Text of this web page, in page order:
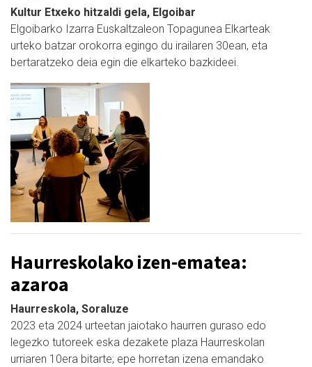
Kultur Etxeko hitzaldi gela, Elgoibar
Elgoibarko Izarra Euskaltzaleon Topagunea Elkarteak
urteko batzar orokorra egingo du irailaren 30ean, eta
bertaratzeko deia egin die elkarteko bazkideei.
Haurreskolako izen-ematea:
azaroa
Haurreskola, Soraluze
2023 eta 2024 urteetan jaiotako haurren guraso edo
legezko tutoreek eska dezakete plaza Haurreskolan
urriaren 10era bitarte; epe horretan izena emandako